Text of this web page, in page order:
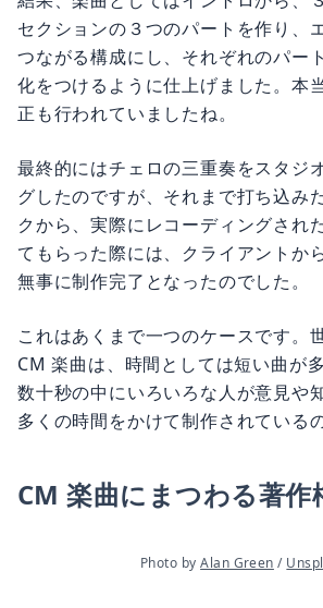
セクションの３つのパートを作り、
つながる構成にし、それぞれのパー
化をつけるように仕上げました。本
正も行われていましたね。
最終的にはチェロの三重奏をスタジ
グしたのですが、それまで打ち込み
クから、実際にレコーディングされ
てもらった際には、クライアントか
無事に制作完了となったのでした。
これはあくまで一つのケースです。
CM 楽曲は、時間としては短い曲が
数十秒の中にいろいろな人が意見や
多くの時間をかけて制作されている
CM 楽曲にまつわる著作
Photo by Alan Green /